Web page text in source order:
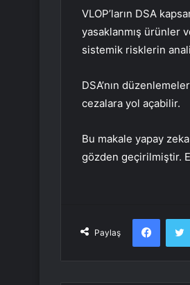
VLOP’ların DSA
yasaklanmış ürünler
sistemik risklerin
DSA’nın
cezalara yol açabilir.
Bu makale yapay
gözden geçirilmiştir.
Paylaş